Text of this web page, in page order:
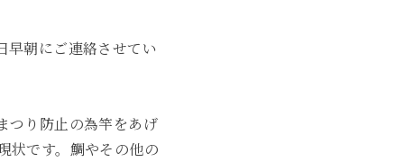
早朝にご連絡させてい
つり防止の為竿をあげ
状です。鯛やその他の
2020年4月